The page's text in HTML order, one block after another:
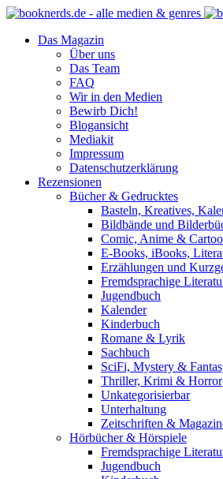
Das Magazin
Über uns
Das Team
FAQ
Wir in den Medien
Bewirb Dich!
Blogansicht
Mediakit
Impressum
Datenschutzerklärung
Rezensionen
Bücher & Gedrucktes
Basteln, Kreatives,
Bildbände und
Comic, Anime &
E-Books, iBooks,
Erzählungen und
Fremdsprachige
Jugendbuch
Kalender
Kinderbuch
Romane & Lyrik
Sachbuch
SciFi, Mystery &
Thriller, Krimi & Horror
Unkategorisierbar
Unterhaltung
Zeitschriften &
Hörbücher & Hörspiele
Fremdsprachige
Jugendbuch